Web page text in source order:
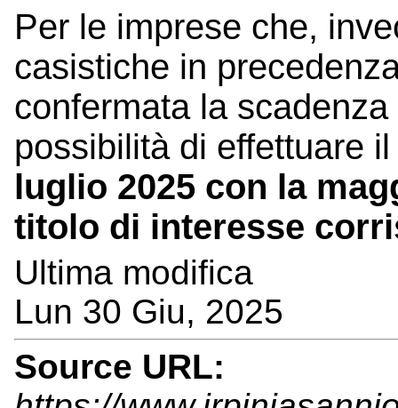
Per le imprese che,
casistiche in
confermata la
possibilità di effettuare
luglio 2025 con la
titolo di interesse
Ultima modifica
Lun 30 Giu, 2025
Source URL: